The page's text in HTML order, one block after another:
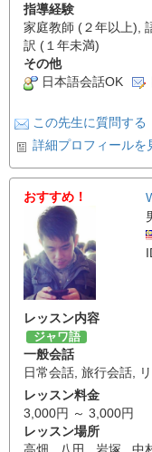
指導経験
家庭教師 (２年以上),
訳 (１年未満)
その他
日本語会話OK
この先生に質問する
詳細プロフィールを
おすすめ！
レッスン内容
ジャワ語
一般会話
日常会話, 旅行会話,
レッスン料金
3,000円 ～ 3,000円
レッスン場所